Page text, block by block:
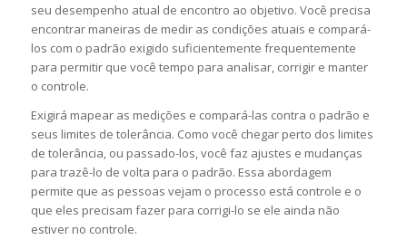
seu desempenho atual de encontro ao objetivo. Você precisa
encontrar maneiras de medir as condições atuais e compará-
los com o padrão exigido suficientemente frequentemente
para permitir que você tempo para analisar, corrigir e manter
o controle.
Exigirá mapear as medições e compará-las contra o padrão e
seus limites de tolerância. Como você chegar perto dos limites
de tolerância, ou passado-los, você faz ajustes e mudanças
para trazê-lo de volta para o padrão. Essa abordagem
permite que as pessoas vejam o processo está controle e o
que eles precisam fazer para corrigi-lo se ele ainda não
estiver no controle.